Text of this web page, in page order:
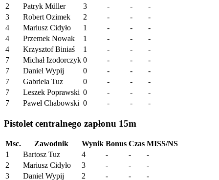
2
Patryk Müller 3 - -
-
3
Robert Ozimek 2 - -
-
4
Mariusz Cidyło 1 - -
-
4
Przemek Nowak 1 - -
-
4
Krzysztof Biniaś 1 - -
-
7
Michał Izodorczyk 0 - -
-
7
Daniel Wypij 0 - -
-
7
Gabriela Tuz 0 - -
-
7
Leszek Poprawski 0 - -
-
7
Paweł Chabowski 0 - - -
Pistolet centralnego zapłonu 15m
Msc. Zawodnik Wynik Bonus Czas MISS/NS
1
Bartosz Tuz 4 - -
-
2
Mariusz Cidyło 3 - -
-
3
Daniel Wypij 2 - -
-